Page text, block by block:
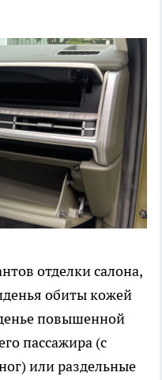
отделки салона,
обиты кожей
повышенной
пассажира (с
или раздельные